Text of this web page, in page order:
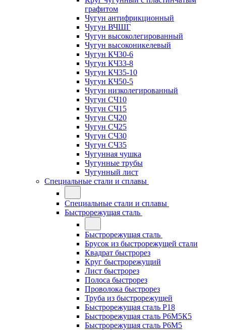
графитом
Чугун антифрикционный
Чугун ВЧШГ
Чугун высоколегированный
Чугун высоконикелевый
Чугун КЧ30-6
Чугун КЧ33-8
Чугун КЧ35-10
Чугун КЧ50-5
Чугун низколегированный
Чугун СЧ10
Чугун СЧ15
Чугун СЧ20
Чугун СЧ25
Чугун СЧ30
Чугун СЧ35
Чугунная чушка
Чугунные трубы
Чугунный лист
Специальные стали и сплавы
Специальные стали и сплавы
Быстрорежущая сталь
Быстрорежущая сталь
Брусок из быстрорежущей стали
Квадрат быстрорез
Круг быстрорежущий
Лист быстрорез
Полоса быстрорез
Проволока быстрорез
Труба из быстрорежущей
Быстрорежущая сталь Р18
Быстрорежущая сталь Р6М5К5
Быстрорежущая сталь Р6М5